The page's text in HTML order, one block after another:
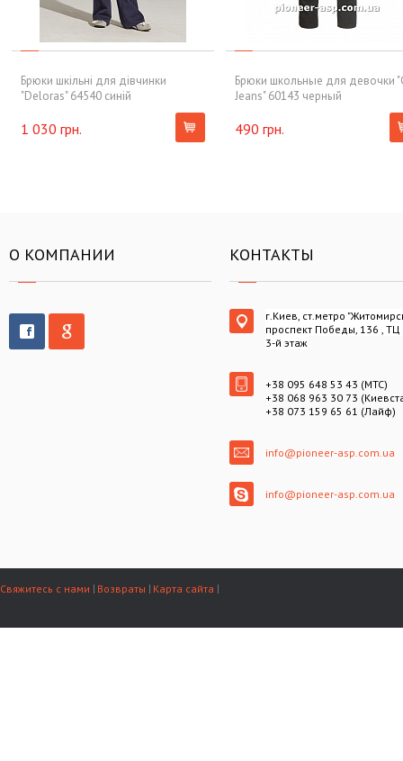
Брюки шкільні для дівчинки
"Deloras" 64540 синій
1 030 грн.
Брюки школьные для девочки
Jeans" 60143 черный
490 грн.
О КОМПАНИИ КОНТАКТЫ
г.Киев, ст.метро
проспект Победы, 136 , ТЦ
3-й этаж
+38 095 648 53 43 (МТС)
+38 068 963 30 73
+38 073 159 65 61 (Лайф)
info@pioneer-asp.com.ua
info@pioneer-asp.com.ua
Свяжитесь с нами Возвраты Карта сайта